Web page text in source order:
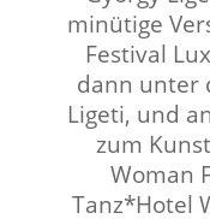
minütige
Festival
dann unter
Ligeti, und
zum
Woman
Tanz*Hotel